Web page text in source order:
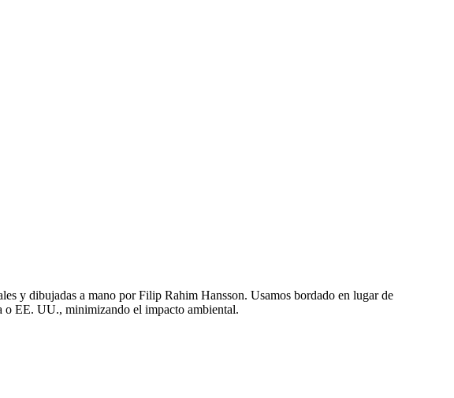
y dibujadas a mano por Filip Rahim Hansson. Usamos bordado en lugar de
o EE. UU., minimizando el impacto ambiental.